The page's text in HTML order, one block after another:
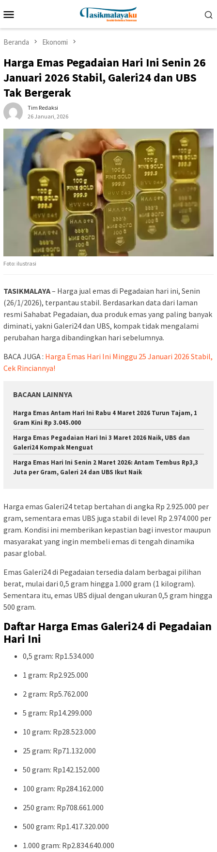
ke
Mobile
Beranda Ekonomi
Harga Emas Pegadaian Hari Ini Senin 26
Januari 2026 Stabil, Galeri24 dan UBS
Tak Bergerak
Tim Redaksi
26 Januari, 2026
Foto: ilustrasi
TASIKMALAYA– Harga jual emas di Pegadaian hari ini, Senin
(26/1/2026), terpantau stabil. Berdasarkan data dari laman
resmi Sahabat Pegadaian, dua produk emas yang paling banyak
diminati, yakni Galeri24 dan UBS, kompak tidak mengalami
perubahan harga dibandingkan hari sebelumnya.
BACA JUGA : Harga Emas Hari Ini Minggu 25 Januari 2026 Stabil,
Cek Rinciannya!
BACAAN LAINNYA
Harga Emas Antam Hari Ini Rabu 4 Maret 2026 Turun Tajam, 1
Gram Kini Rp 3.045.000
Harga Emas Pegadaian Hari Ini 3 Maret 2026 Naik, UBS dan
Galeri24 Kompak Menguat
Harga Emas Hari Ini Senin 2 Maret 2026: Antam Tembus Rp3,3
Juta per Gram, Galeri 24 dan UBS Ikut Naik
Harga emas Galeri24 tetap bertahan di angka Rp 2.925.000 per
gram, sementara emas UBS juga stabil di level Rp 2.974.000 per
gram. Kondisi ini memberikan kepastian bagi investor maupun
masyarakat yang ingin membeli emas di tengah dinamika
pasar global.
Emas Galeri24 di Pegadaian tersedia dalam berbagai pilihan
berat, mulai dari 0,5 gram hingga 1.000 gram (1 kilogram).
Sementara itu, emas UBS dijual dengan ukuran 0,5 gram hingga
500 gram.
Daftar Harga Emas Galeri24 di Pegadaian
Hari Ini
0,5 gram: Rp1.534.000
1 gram: Rp2.925.000
2 gram: Rp5.762.000
5 gram: Rp14.299.000
10 gram: Rp28.523.000
25 gram: Rp71.132.000
50 gram: Rp142.152.000
100 gram: Rp284.162.000
250 gram: Rp708.661.000
500 gram: Rp1.417.320.000
1.000 gram: Rp2.834.640.000